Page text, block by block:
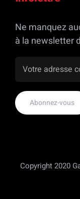
Ne manquez
à la newsletter
Copyright 2020